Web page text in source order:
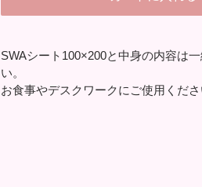
SWAシート100×200と中身の内容は
い。
お食事やデスクワークにご使用くださ